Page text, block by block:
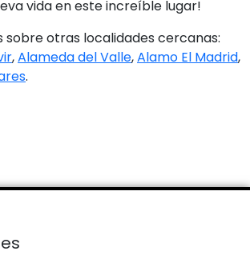
vida en este increíble lugar!
sobre otras localidades cercanas:
,Alameda del Valle,Alamo El Madrid,
.